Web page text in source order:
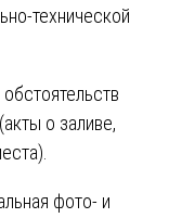
технической
о заливе,
фото- и